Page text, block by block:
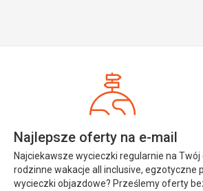
Najlepsze oferty na e-mail
Najciekawsze wycieczki regularnie na Twój
rodzinne wakacje all inclusive, egzotyczne
wycieczki objazdowe? Prześlemy oferty